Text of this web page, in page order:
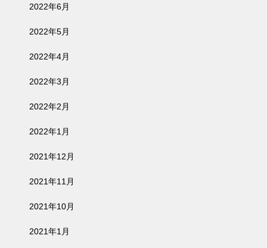
2022年6月
2022年5月
2022年4月
2022年3月
2022年2月
2022年1月
2021年12月
2021年11月
2021年10月
2021年1月